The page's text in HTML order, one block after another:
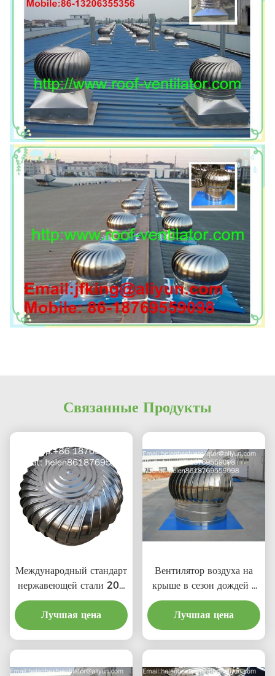
Связанные Продукты
Международный стандарт
нержавеющей стали 201
LC-BEST 500 мм
ветровой турбины крыши
вентиляции для завода
Лучшая цена
Вентилятор воздуха на
крыше в сезон дождей с
ценой материальной
выгоды
Лучшая цена